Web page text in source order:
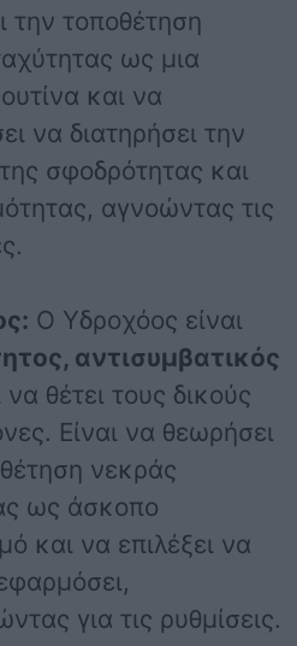
την τοποθέτηση
ως μια
και να
να διατηρήσει την
σφοδρότητας και
αγνοώντας τις
Ο Υδροχόος είναι
αντισυμβατικός
να θέτει τους δικούς
Είναι να θεωρήσει
νεκράς
ως άσκοπο
και να επιλέξει να
για τις ρυθμίσεις.